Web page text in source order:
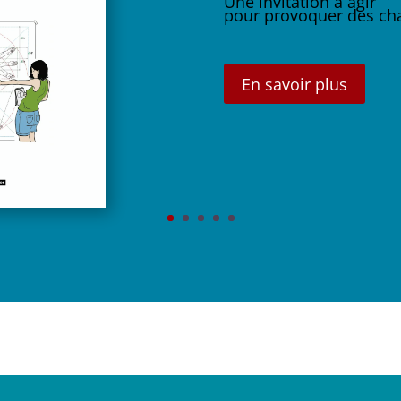
pour provoquer des
En savoir plus